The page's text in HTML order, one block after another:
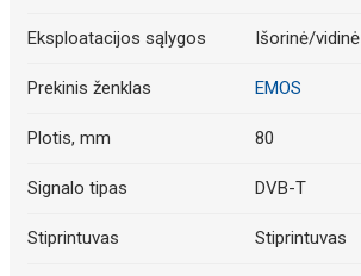
Eksploatacijos sąlygos Išorinė/vidinė
Prekinis ženklas EMOS
Plotis, mm 80
Signalo tipas DVB-T
Stiprintuvas Stiprintuvas